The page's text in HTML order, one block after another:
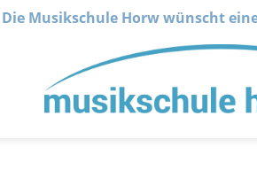
Die Musikschule Horw wünscht